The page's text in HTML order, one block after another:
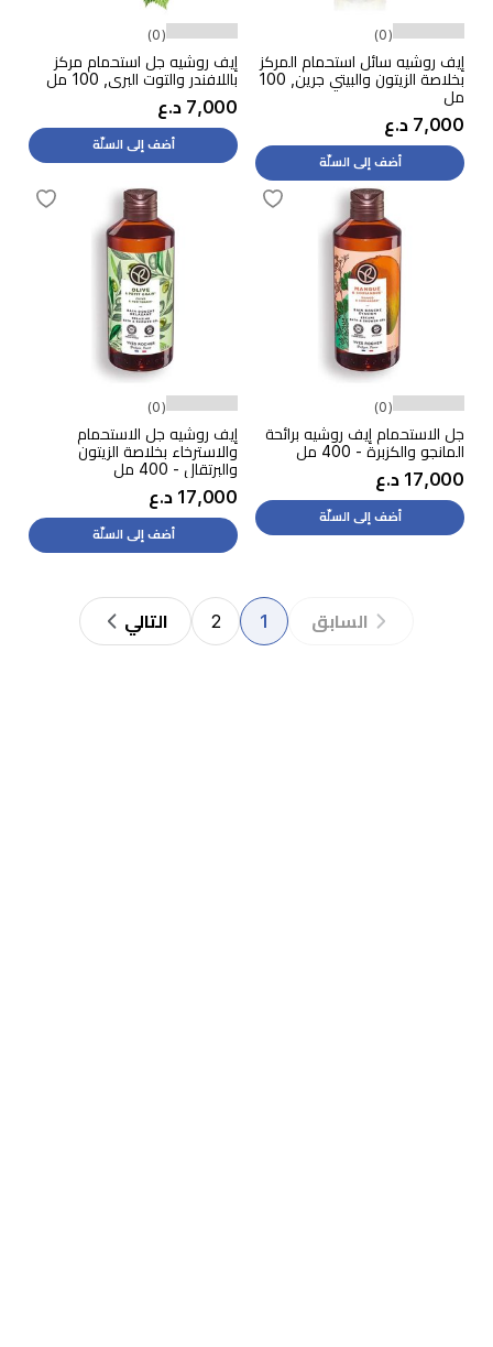
(0)
إيف روشيه سائل استحمام المركز
بخلاصة الزيتون والبيتي جرين, 100
مل
7,000 د.ع
أضف إلى السلّة
(0)
إيف روشيه جل استحمام مركز
باللافندر والتوت البري, 100 مل
7,000 د.ع
أضف إلى السلّة
(0)
جل الاستحمام إيف روشيه برائحة
المانجو والكزبرة - 400 مل
17,000 د.ع
أضف إلى السلّة
(0)
إيف روشيه جل الاستحمام
والاسترخاء بخلاصة الزيتون
والبرتقال - 400 مل
17,000 د.ع
أضف إلى السلّة
السابق 1
2 التالي